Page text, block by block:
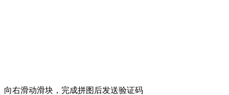
向右滑动滑块，完成拼图后发送验证码